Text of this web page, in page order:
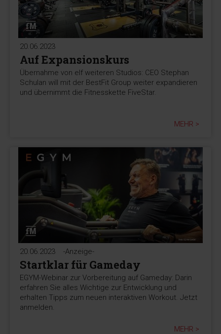
20.06.2023
Auf Expansionskurs
Übernahme von elf weiteren Studios: CEO Stephan
Schulan will mit der BestFit Group weiter expandieren
und übernimmt die Fitnesskette FiveStar.
MEHR >
20.06.2023 -Anzeige-
Startklar für Gameday
EGYM-Webinar zur Vorbereitung auf Gameday: Darin
erfahren Sie alles Wichtige zur Entwicklung und
erhalten Tipps zum neuen interaktiven Workout. Jetzt
anmelden.
MEHR >